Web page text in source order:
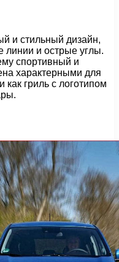
и стильный дизайн,
линии и острые углы.
спортивный и
характерными для
гриль с логотипом